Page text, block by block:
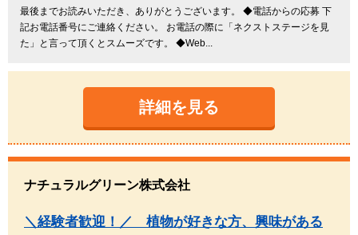
最後までお読みいただき、ありがとうございます。 ◆電話からの応募 下
記お電話番号にご連絡ください。 お電話の際に「ネクストステージを見
た」と言って頂くとスムーズです。 ◆Web...
詳細を見る
ナチュラルグリーン株式会社
＼経験者歓迎！／ 植物が好きな方、興味がある